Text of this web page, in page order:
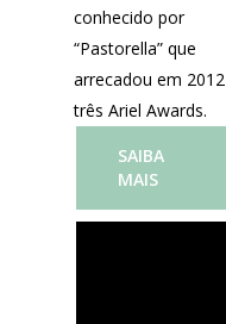
conhecido por
“Pastorella” que
arrecadou em 2012
três Ariel Awards.
SAIBA
MAIS